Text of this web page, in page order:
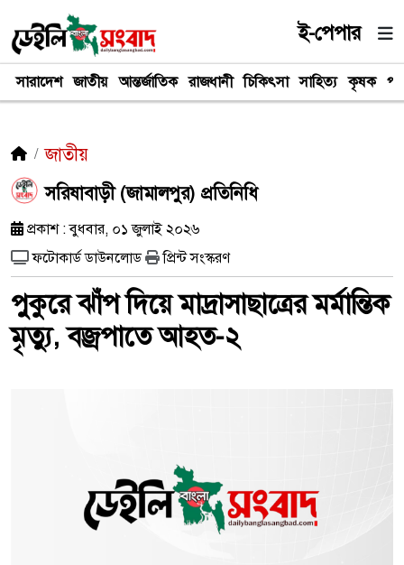
ই-পেপার
সারাদেশ জাতীয় আন্তর্জাতিক রাজধানী চিকিৎসা সাহিত্য কৃষক
জাতীয়
সরিষাবাড়ী (জামালপুর) প্রতিনিধি
প্রকাশ : বুধবার, ০১ জুলাই ২০২৬
ফটোকার্ড ডাউনলোড
প্রিন্ট সংস্করণ
পুকুরে ঝাঁপ দিয়ে মাদ্রাসাছাত্রের মর্মান্তিক
মৃত্যু, বজ্রপাতে আহত-২